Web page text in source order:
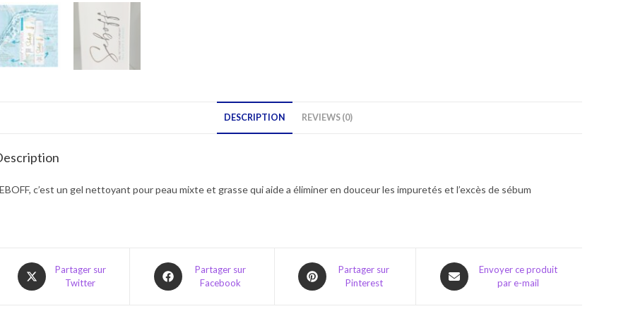
DESCRIPTION REVIEWS (0)
c’est un gel nettoyant pour peau mixte et grasse qui aide a éliminer en douceur les impuretés et l’excès de sébum
Opens
in
Partager sur
Twitter
Opens
in
Partager sur
Facebook
Opens
in
Partager sur
Pinterest
Opens
in
Envoyer ce produit
par e-mail